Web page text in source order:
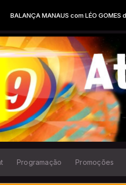
com LÉO GOMES das 10:00 às 12:00
Programação Promoções